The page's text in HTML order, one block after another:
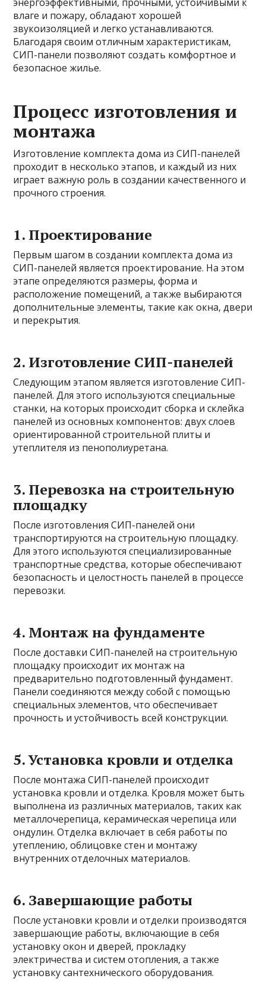
влаге и пожару, обладают хорошей
звукоизоляцией и легко устанавливаются.
Благодаря своим отличным характеристикам,
СИП-панели позволяют создать комфортное и
безопасное жилье.
Процесс изготовления и
монтажа
Изготовление комплекта дома из СИП-панелей
проходит в несколько этапов, и каждый из них
играет важную роль в создании качественного и
прочного строения.
1. Проектирование
Первым шагом в создании комплекта дома из
СИП-панелей является проектирование. На этом
этапе определяются размеры, форма и
расположение помещений, а также выбираются
дополнительные элементы, такие как окна, двери
и перекрытия.
2. Изготовление СИП-панелей
Следующим этапом является изготовление СИП-
панелей. Для этого используются специальные
станки, на которых происходит сборка и склейка
панелей из основных компонентов: двух слоев
ориентированной строительной плиты и
утеплителя из пенополиуретана.
3. Перевозка на строительную
площадку
После изготовления СИП-панелей они
транспортируются на строительную площадку.
Для этого используются специализированные
транспортные средства, которые обеспечивают
безопасность и целостность панелей в процессе
перевозки.
4. Монтаж на фундаменте
После доставки СИП-панелей на строительную
площадку происходит их монтаж на
предварительно подготовленный фундамент.
Панели соединяются между собой с помощью
специальных элементов, что обеспечивает
прочность и устойчивость всей конструкции.
5. Установка кровли и отделка
После монтажа СИП-панелей происходит
установка кровли и отделка. Кровля может быть
выполнена из различных материалов, таких как
металлочерепица, керамическая черепица или
ондулин. Отделка включает в себя работы по
утеплению, облицовке стен и монтажу
внутренних отделочных материалов.
6. Завершающие работы
После установки кровли и отделки производятся
завершающие работы, включающие в себя
установку окон и дверей, прокладку
электричества и систем отопления, а также
установку сантехнического оборудования.